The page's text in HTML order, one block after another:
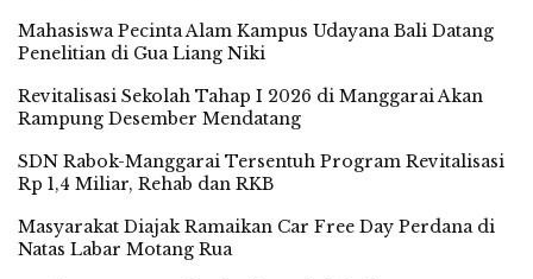
Mahasiswa Pecinta Alam Kampus Udayana Bali Datang
Penelitian di Gua Liang Niki
Revitalisasi Sekolah Tahap I 2026 di Manggarai Akan
Rampung Desember Mendatang
SDN Rabok-Manggarai Tersentuh Program Revitalisasi
Rp 1,4 Miliar, Rehab dan RKB
Masyarakat Diajak Ramaikan Car Free Day Perdana di
Natas Labar Motang Rua